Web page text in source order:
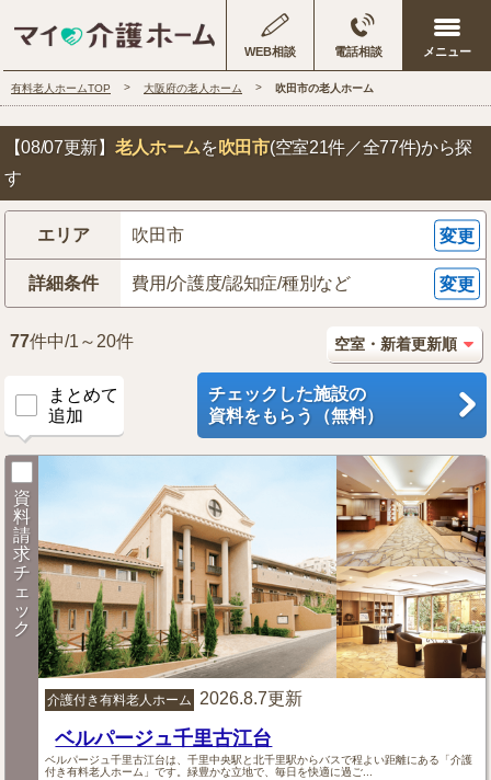
WEB相談 電話相談
有料老人ホームTOP 大阪府の老人ホーム 吹田市の老人ホーム
【08/07更新】 老人ホームを吹田市(空室21件／全77件)から探
す
エリア 吹田市 変更
詳細条件 費用/介護度/認知症/種別など 変更
77件中/1～20件
まとめて
追加
チェックした施設の
資料をもらう（無料）
資
料
請
求
チ
ェ
ッ
ク
介護付き有料老人ホーム 2026.8.7更新
ベルパージュ千里古江台
ベルパージュ千里古江台は、千里中央駅と北千里駅からバスで程よい距離にある「介護
付き有料老人ホーム」です。緑豊かな立地で、毎日を快適に過ご...